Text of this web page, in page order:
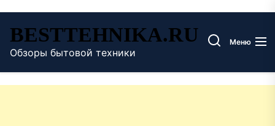
содержимому
BESTTEHNIKA.RU
Обзоры бытовой техники
Меню